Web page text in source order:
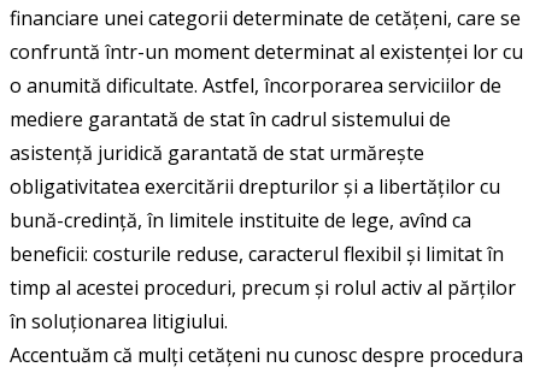
financiare unei categorii determinate de cetățeni, care se
confruntă într-un moment determinat al existenței lor cu
o anumită dificultate. Astfel, încorporarea serviciilor de
mediere garantată de stat în cadrul sistemului de
asistență juridică garantată de stat urmărește
obligativitatea exercitării drepturilor şi a libertăţilor cu
bună-credinţă, în limitele instituite de lege, avînd ca
beneficii: costurile reduse, caracterul flexibil şi limitat în
timp al acestei proceduri, precum şi rolul activ al părţilor
în soluţionarea litigiului.
Accentuăm că mulți cetățeni nu cunosc despre procedura